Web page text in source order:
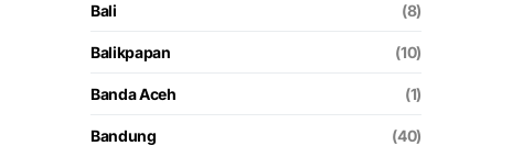
Bali (8)
Balikpapan (10)
Banda Aceh (1)
Bandung (40)